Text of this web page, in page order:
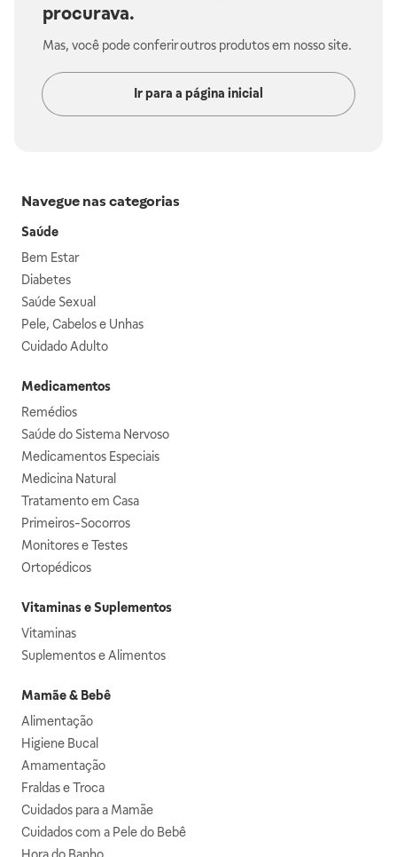
procurava.
Mas, você pode conferir outros produtos em nosso site.
Ir para a página inicial
Navegue nas categorias
Saúde
Bem Estar
Diabetes
Saúde Sexual
Pele, Cabelos e Unhas
Cuidado Adulto
Medicamentos
Remédios
Saúde do Sistema Nervoso
Medicamentos Especiais
Medicina Natural
Tratamento em Casa
Primeiros-Socorros
Monitores e Testes
Ortopédicos
Vitaminas e Suplementos
Vitaminas
Suplementos e Alimentos
Mamãe & Bebê
Alimentação
Higiene Bucal
Amamentação
Fraldas e Troca
Cuidados para a Mamãe
Cuidados com a Pele do Bebê